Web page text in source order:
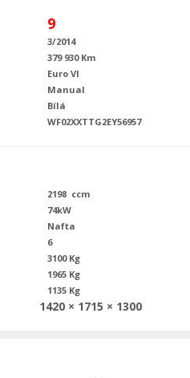
9
3/2014
379 930 Km
Euro VI
Manual
Bílá
WF02XXTTG2EY56957
2198 ccm
74kW
Nafta
6
3100 Kg
1965 Kg
1135 Kg
1420 × 1715 × 1300